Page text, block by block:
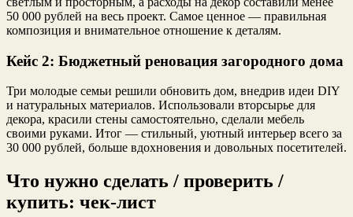
50 000 рублей на весь проект. Самое ценное — правильная
композиция и внимательное отношение к деталям.
Кейс 2: Бюджетный реновация загородного дома
Три молодые семьи решили обновить дом, внедрив идеи DIY
и натуральных материалов. Использовали вторсырье для
декора, красили стены самостоятельно, сделали мебель
своими руками. Итог — стильный, уютный интерьер всего за
30 000 рублей, больше вдохновения и довольных посетителей.
Что нужно сделать / проверить /
купить: чек-лист